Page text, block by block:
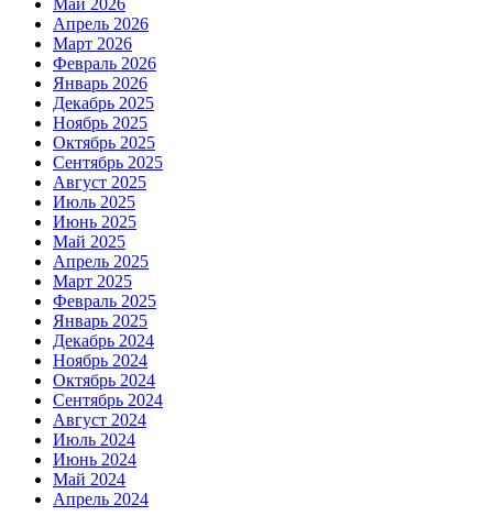
Апрель 2026
Март 2026
Февраль 2026
Январь 2026
Декабрь 2025
Ноябрь 2025
Октябрь 2025
Сентябрь 2025
Август 2025
Июль 2025
Июнь 2025
Май 2025
Апрель 2025
Март 2025
Февраль 2025
Январь 2025
Декабрь 2024
Ноябрь 2024
Октябрь 2024
Сентябрь 2024
Август 2024
Июль 2024
Июнь 2024
Май 2024
Апрель 2024